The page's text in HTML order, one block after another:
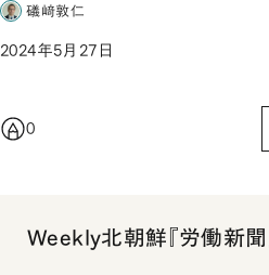
礒﨑敦仁
2024年5月27日
0
Weekly北朝鮮『労働新聞』